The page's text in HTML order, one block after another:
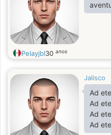
Pelayjbl30 anos
Jalisco
Ad
Ad
Ad
Ad